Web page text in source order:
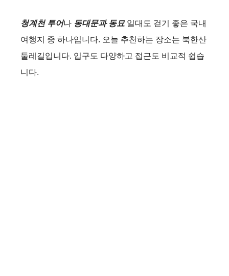
청계천 투어나 동대문과 동묘일대도 걷기 좋은 국내
여행지 중 하나입니다. 오늘 추천하는 장소는 북한산
둘레길입니다. 입구도 다양하고 접근도 비교적 쉽습
니다.